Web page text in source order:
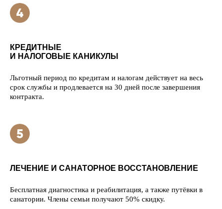
КРЕДИТНЫЕ
И НАЛОГОВЫЕ КАНИКУЛЫ
Льготный период по кредитам и налогам действует на весь
срок службы и продлевается на 30 дней после завершения
контракта.
ЛЕЧЕНИЕ И САНАТОРНОЕ ВОССТАНОВЛЕНИЕ
Бесплатная диагностика и реабилитация, а также путёвки в
санатории. Члены семьи получают 50% скидку.